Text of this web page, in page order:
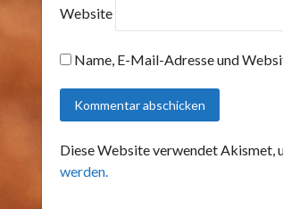
Website
Name, E-Mail-Adresse und
Diese Website verwendet Akismet,
werden.